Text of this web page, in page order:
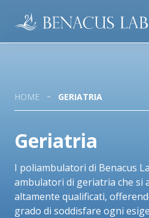
HOME GERIATRIA
Geriatria
I poliambulatori di Benacus
ambulatori di geriatria che si
altamente qualificati,
grado di soddisfare ogni